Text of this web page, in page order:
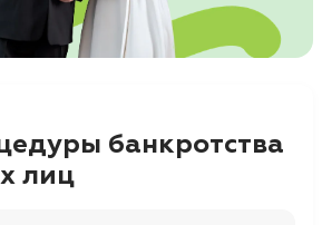
банкротства
лиц